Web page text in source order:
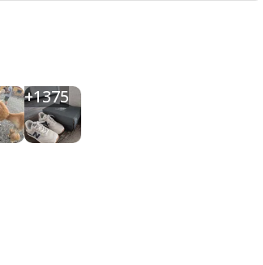
+1375